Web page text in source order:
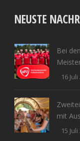
NEUSTE
Bei
16
mit
15